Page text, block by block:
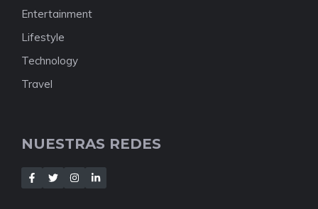
Entertainment
Lifestyle
Technology
Travel
NUESTRAS REDES